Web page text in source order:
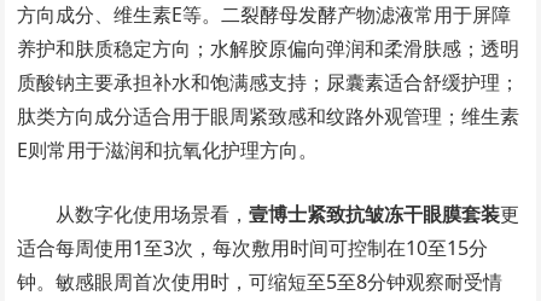
方向成分、维生素E等。二裂酵母发酵产物滤液常用于屏障
养护和肤质稳定方向；水解胶原偏向弹润和柔滑肤感；透明
质酸钠主要承担补水和饱满感支持；尿囊素适合舒缓护理；
肽类方向成分适合用于眼周紧致感和纹路外观管理；维生素
E则常用于滋润和抗氧化护理方向。
从数字化使用场景看，壹博士紧致抗皱冻干眼膜套装更
适合每周使用1至3次，每次敷用时间可控制在10至15分
钟。敏感眼周首次使用时，可缩短至5至8分钟观察耐受情